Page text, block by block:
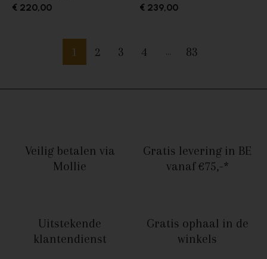
€ 220,00 € 239,00
1 2 3 4 … 83
Veilig betalen via
Mollie
Gratis levering in BE
vanaf €75,-*
Uitstekende
klantendienst
Gratis ophaal in de
winkels